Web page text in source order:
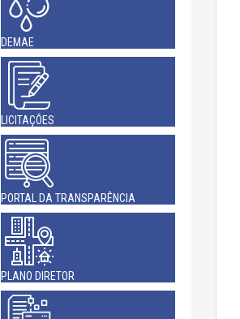
DEMAE
LICITAÇÕES
PORTAL DA TRANSPARÊNCIA
PLANO DIRETOR